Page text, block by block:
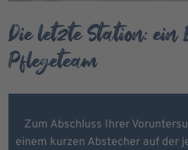
Die letzte Station: ein
Pflegeteam
Zum Abschluss Ihrer
einem kurzen Abstecher auf der